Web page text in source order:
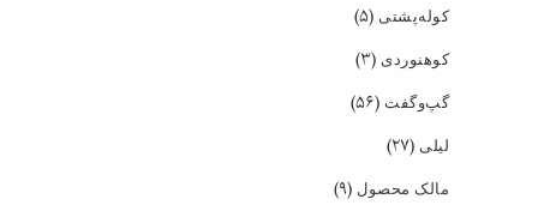
کوله‌پشتی (۵)
کوهنوردی (۳)
گپ‌و‌گفت (۵۶)
لیلی (۲۷)
مالک محصول (۹)